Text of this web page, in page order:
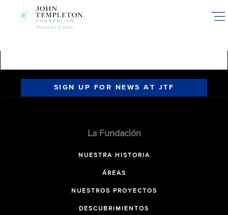
SIGN UP FOR NEWS AT JTF
La Fundación
NUESTRA HISTORIA
ÁREAS
NUESTROS PROYECTOS
DESCUBRIMIENTOS